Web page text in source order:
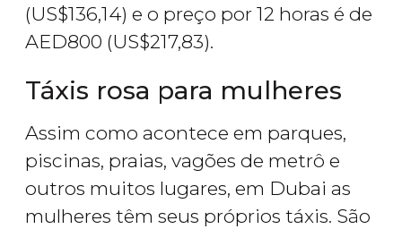
(US$136,14) e o preço por 12 horas é de
AED800 (US$217,83).
Táxis rosa para mulheres
Assim como acontece em parques,
piscinas, praias, vagões de metrô e
outros muitos lugares, em Dubai as
mulheres têm seus próprios táxis. São